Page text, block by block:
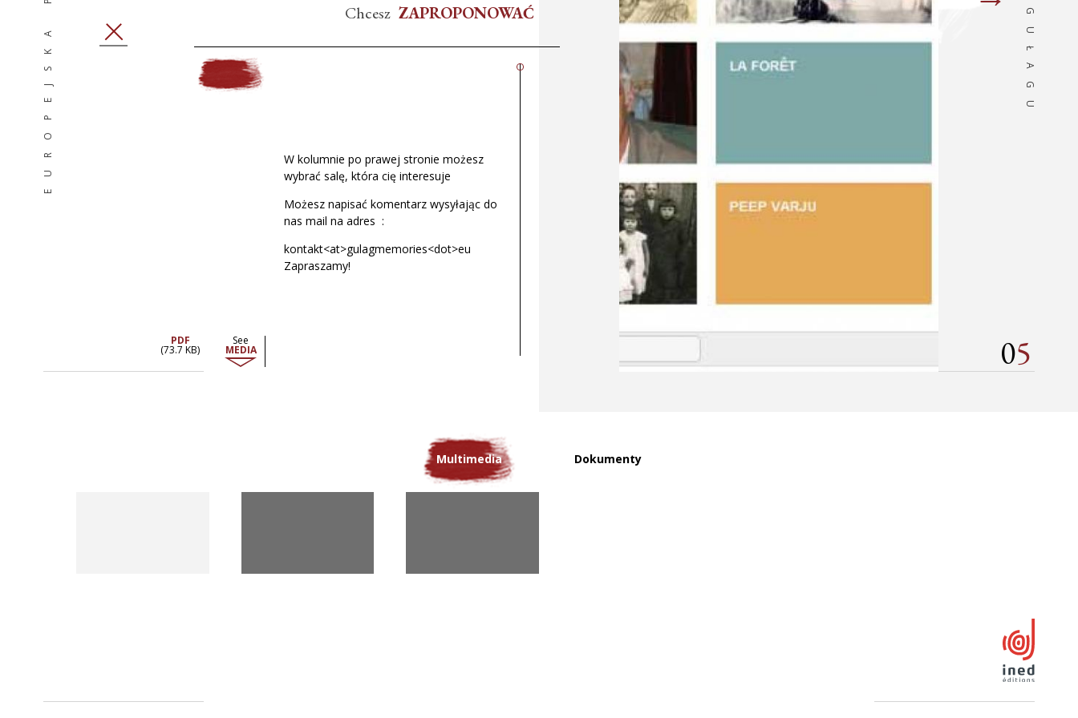
O GUŁAGU
05
ZAMKNIJ
Chcesz ZAPROPONOWAĆ
W kolumnie po prawej stronie możesz
wybrać salę, która cię interesuje
Możesz napisać komentarz wysyłając do
nas mail na adres :
kontakt<at>gulagmemories<dot>eu
Zapraszamy!
PDF
(73.7 KB)
See
MEDIA
Multimedia Dokumenty